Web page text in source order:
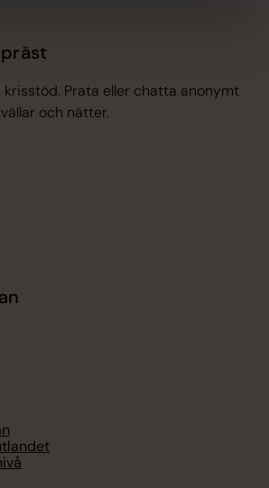
Prata eller chatta anonymt
och nätter.